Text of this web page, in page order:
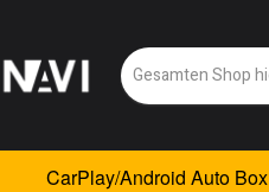
CarPlay/Android Auto Box